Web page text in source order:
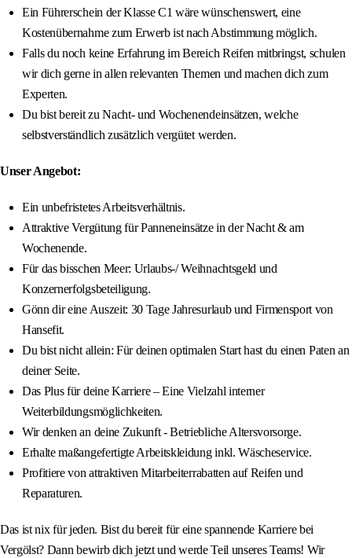
Ein Führerschein der Klasse C1 wäre wünschenswert, eine
Kostenübernahme zum Erwerb ist nach Abstimmung möglich.
Falls du noch keine Erfahrung im Bereich Reifen mitbringst, schulen
wir dich gerne in allen relevanten Themen und machen dich zum
Experten.
Du bist bereit zu Nacht- und Wochenendeinsätzen, welche
selbstverständlich zusätzlich vergütet werden.
Unser Angebot:
Ein unbefristetes Arbeitsverhältnis.
Attraktive Vergütung für Panneneinsätze in der Nacht & am
Wochenende.
Für das bisschen Meer: Urlaubs-/ Weihnachtsgeld und
Konzernerfolgsbeteiligung.
Gönn dir eine Auszeit: 30 Tage Jahresurlaub und Firmensport von
Hansefit.
Du bist nicht allein: Für deinen optimalen Start hast du einen Paten an
deiner Seite.
Das Plus für deine Karriere – Eine Vielzahl interner
Weiterbildungsmöglichkeiten.
Wir denken an deine Zukunft - Betriebliche Altersvorsorge.
Erhalte maßangefertigte Arbeitskleidung inkl. Wäscheservice.
Profitiere von attraktiven Mitarbeiterrabatten auf Reifen und
Reparaturen.
Das ist nix für jeden. Bist du bereit für eine spannende Karriere bei
Vergölst? Dann bewirb dich jetzt und werde Teil unseres Teams! Wir